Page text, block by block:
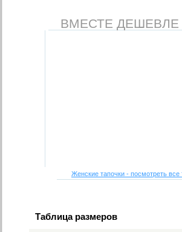
ВМЕСТЕ ДЕШЕВЛЕ
Женские тапочки - посмотреть
Таблица размеров